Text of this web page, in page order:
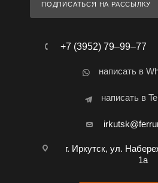
ПОДПИСАТЬСЯ НА РАССЫЛКУ
+7 (3952) 79‒99‒77
написать в
написать в
г. Иркутск, ул.
1а